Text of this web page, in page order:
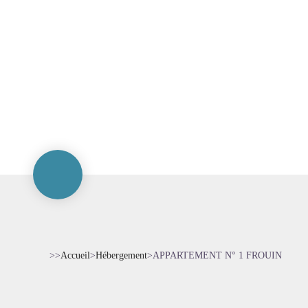
>>Accueil>Hébergement>APPARTEMENT N° 1 FROUIN